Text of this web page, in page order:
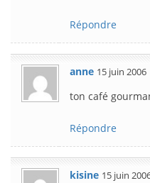
Répondre
anne 15 juin 2006
ton café
Répondre
kisine 15 juin